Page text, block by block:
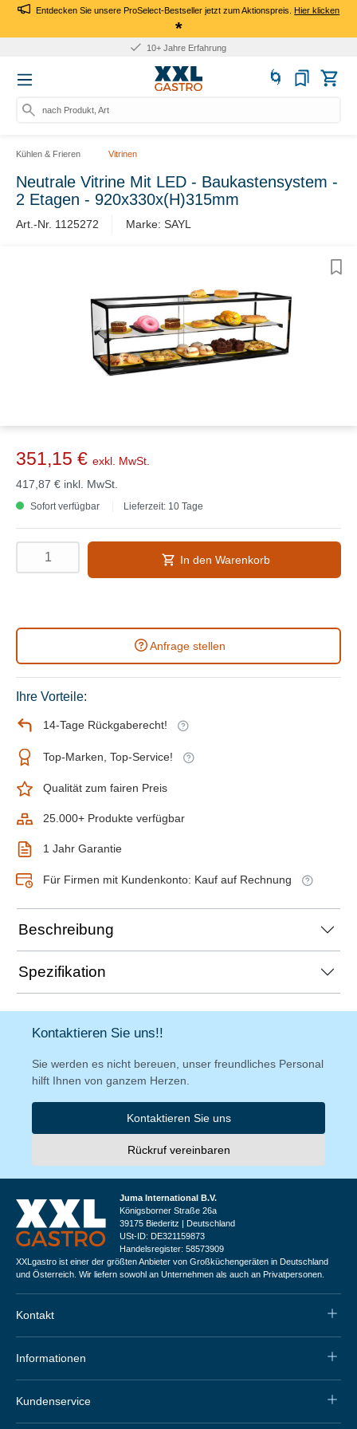
Entdecken Sie unsere ProSelect-Bestseller jetzt zum Aktionspreis.Hier klicken
*
10+ Jahre Erfahrung
nach Produkt, Art.
Kühlen & Frieren Vitrinen
Neutrale Vitrine Mit LED - Baukastensystem -
2 Etagen - 920x330x(H)315mm
Art.-Nr. 1125272 Marke: SAYL
351,15 € exkl. MwSt.
417,87 € inkl. MwSt.
Sofort verfügbar Lieferzeit: 10 Tage
In den Warenkorb
Anfrage stellen
Ihre Vorteile:
14-Tage Rückgaberecht!
Top-Marken, Top-Service!
Qualität zum fairen Preis
25.000+ Produkte verfügbar
1 Jahr Garantie
Für Firmen mit Kundenkonto: Kauf auf Rechnung
Beschreibung
Spezifikation
Kontaktieren Sie uns!!
Sie werden es nicht bereuen, unser freundliches Personal
hilft Ihnen von ganzem Herzen.
Kontaktieren Sie uns
Rückruf vereinbaren
Juma International B.V.
Königsborner Straße 26a
39175 Biederitz | Deutschland
USt-ID: DE321159873
Handelsregister: 58573909
XXLgastro ist einer der größten Anbieter von Großküchengeräten in Deutschland
und Österreich. Wir liefern sowohl an Unternehmen als auch an Privatpersonen.
Kontakt
Informationen
Kundenservice